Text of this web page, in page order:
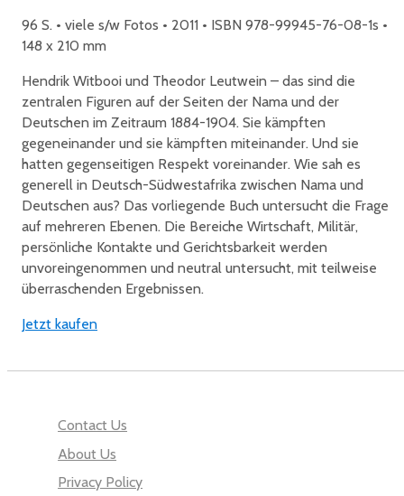
96 S. • viele s/w Fotos • 2011 • ISBN 978-99945-76-08-1s •
148 x 210 mm
Hendrik Witbooi und Theodor Leutwein – das sind die
zentralen Figuren auf der Seiten der Nama und der
Deutschen im Zeitraum 1884-1904. Sie kämpften
gegeneinander und sie kämpften miteinander. Und sie
hatten gegenseitigen Respekt voreinander. Wie sah es
generell in Deutsch-Südwestafrika zwischen Nama und
Deutschen aus? Das vorliegende Buch untersucht die Frage
auf mehreren Ebenen. Die Bereiche Wirtschaft, Militär,
persönliche Kontakte und Gerichtsbarkeit werden
unvoreingenommen und neutral untersucht, mit teilweise
überraschenden Ergebnissen.
Jetzt kaufen
Contact Us
About Us
Privacy Policy